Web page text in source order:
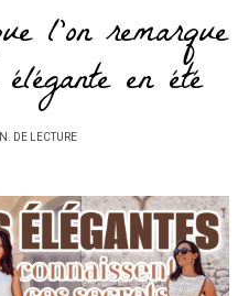
l’on remarque
en été
DE LECTURE